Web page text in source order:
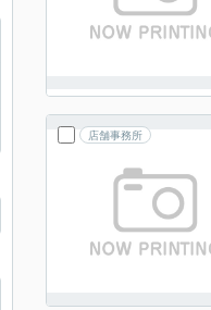
店舗事務所